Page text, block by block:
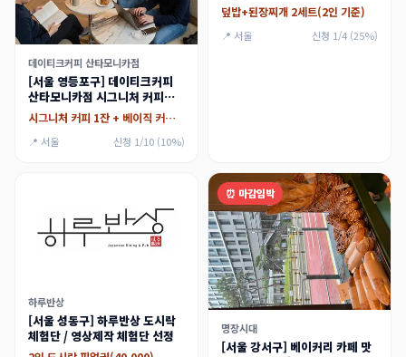
데이티크커피 산타모니카점
[서울 영등포구] 데이티크커피
산타모니카점 시그니처 커피와
소금빵 맛집
시그니처 커피 1잔 + 베이직 커피 1잔, 소금빵 1ea + 베이커리 1종
📍 서울 신청 1/10 (10%)
덮밥+된장찌개 2세트(2인 기준)
📍 서울 신청 1/4 (25%)
하루반상
[서울 성동구] 하루반상 도시락
체험단 / 영상제작 체험단 선정
⏰ 마감임박
명장시대
[서울 강서구] 베이커리 카페 맛